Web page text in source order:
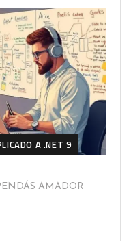
A .NET 9
AMADOR